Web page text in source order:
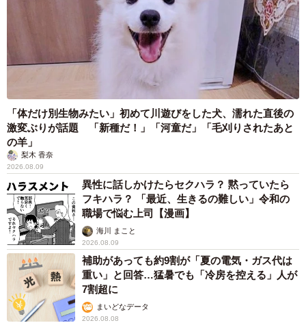
「体だけ別生物みたい」初めて川遊びをした犬、濡れた直後の
激変ぶりが話題 「新種だ！」「河童だ」「毛刈りされたあと
の羊」
梨木 香奈
2026.08.09
異性に話しかけたらセクハラ？ 黙っていたら
フキハラ？ 「最近、生きるの難しい」令和の
職場で悩む上司【漫画】
海川 まこと
2026.08.09
補助があっても約9割が「夏の電気・ガス代は
重い」と回答…猛暑でも「冷房を控える」人が
7割超に
まいどなデータ
2026.08.08